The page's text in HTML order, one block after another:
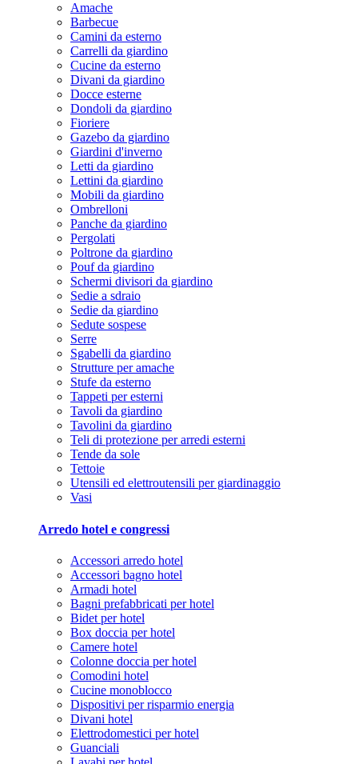
Amache
Barbecue
Camini da esterno
Carrelli da giardino
Cucine da esterno
Divani da giardino
Docce esterne
Dondoli da giardino
Fioriere
Gazebo da giardino
Giardini d'inverno
Letti da giardino
Lettini da giardino
Mobili da giardino
Ombrelloni
Panche da giardino
Pergolati
Poltrone da giardino
Pouf da giardino
Schermi divisori da giardino
Sedie a sdraio
Sedie da giardino
Sedute sospese
Serre
Sgabelli da giardino
Strutture per amache
Stufe da esterno
Tappeti per esterni
Tavoli da giardino
Tavolini da giardino
Teli di protezione per arredi esterni
Tende da sole
Tettoie
Utensili ed elettroutensili per giardinaggio
Vasi
Arredo hotel e congressi
Accessori arredo hotel
Accessori bagno hotel
Armadi hotel
Bagni prefabbricati per hotel
Bidet per hotel
Box doccia per hotel
Camere hotel
Colonne doccia per hotel
Comodini hotel
Cucine monoblocco
Dispositivi per risparmio energia
Divani hotel
Elettrodomestici per hotel
Guanciali